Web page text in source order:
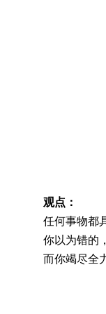
观点：
任何事物都
你以为错的
而你竭尽全